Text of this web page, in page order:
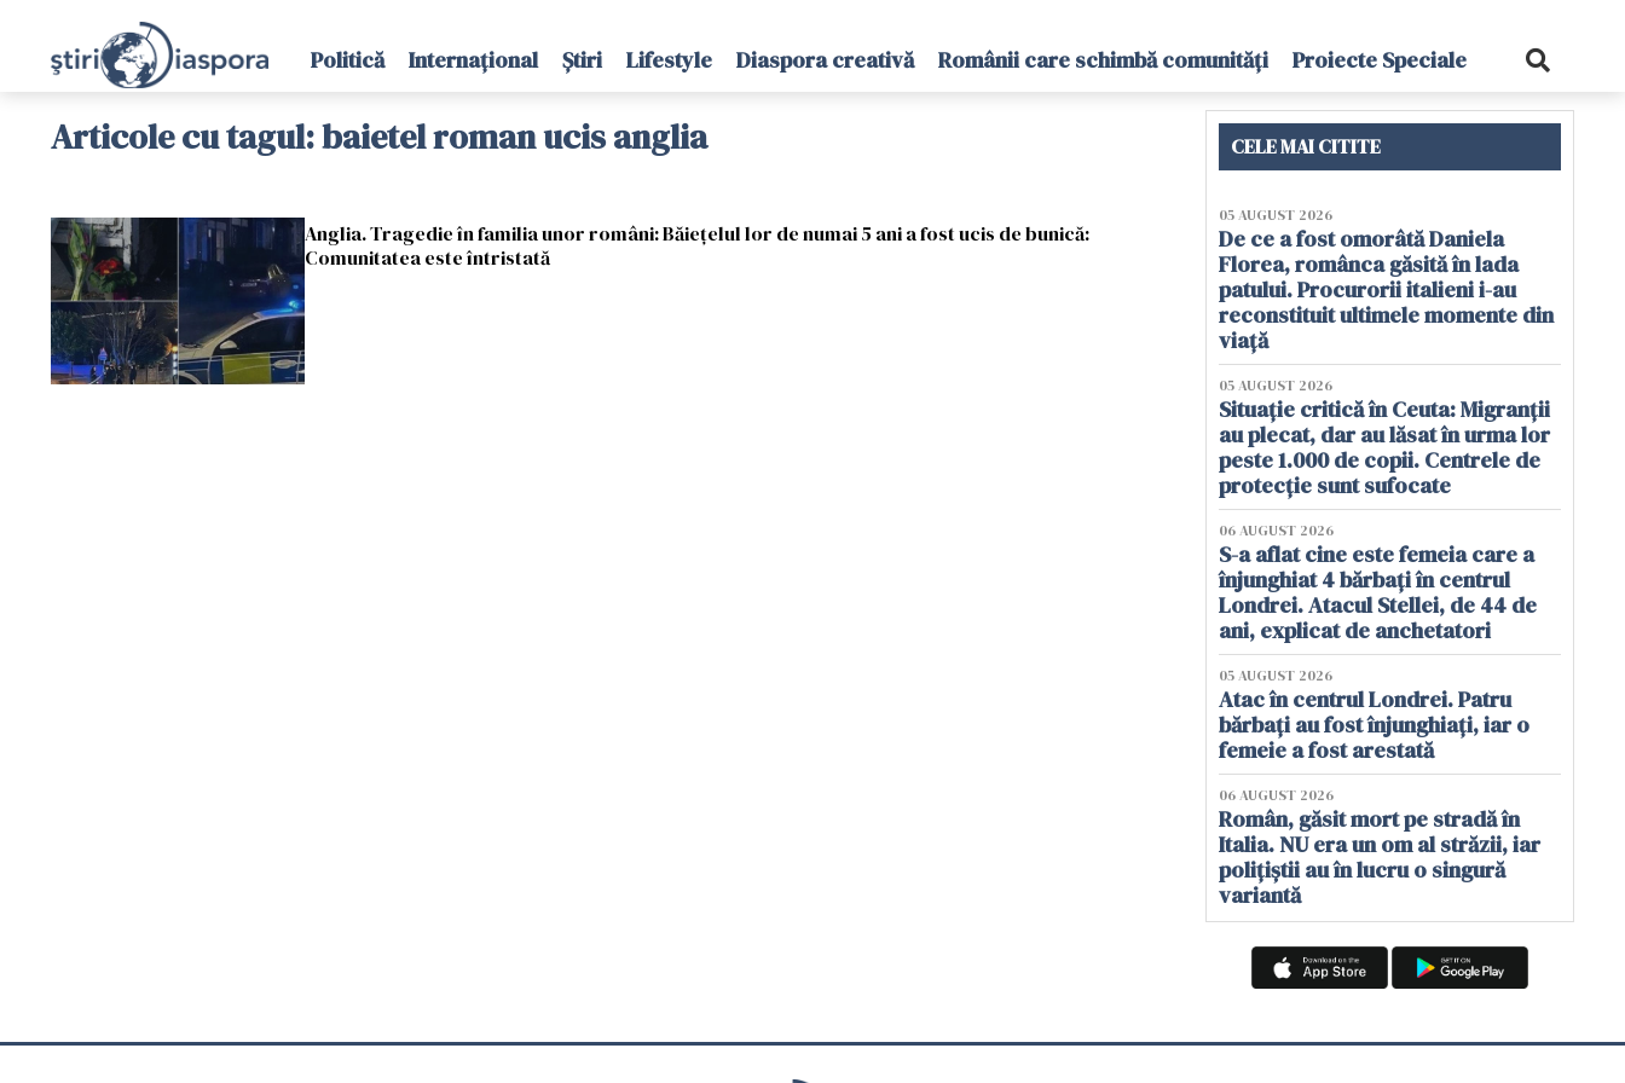
Politică Internațional Știri Lifestyle Diaspora creativă Românii care schimbă comunități Proiecte Speciale
Articole cu tagul: baietel roman ucis anglia
Anglia. Tragedie în familia unor români: Băiețelul lor de numai 5 ani a fost ucis de bunică:
Comunitatea este întristată
CELE MAI CITITE
05 AUGUST 2026
De ce a fost omorâtă Daniela
Florea, românca găsită în lada
patului. Procurorii italieni i-au
reconstituit ultimele momente din
viață
05 AUGUST 2026
Situație critică în Ceuta: Migranții
au plecat, dar au lăsat în urma lor
peste 1.000 de copii. Centrele de
protecție sunt sufocate
06 AUGUST 2026
S-a aflat cine este femeia care a
înjunghiat 4 bărbați în centrul
Londrei. Atacul Stellei, de 44 de
ani, explicat de anchetatori
05 AUGUST 2026
Atac în centrul Londrei. Patru
bărbați au fost înjunghiați, iar o
femeie a fost arestată
06 AUGUST 2026
Român, găsit mort pe stradă în
Italia. NU era un om al străzii, iar
polițiștii au în lucru o singură
variantă